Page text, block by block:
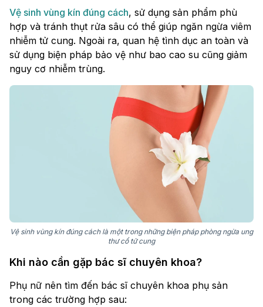
Vệ sinh vùng kín đúng cách, sử dụng sản phẩm phù
hợp và tránh thụt rửa sâu có thể giúp ngăn ngừa viêm
nhiễm tử cung. Ngoài ra, quan hệ tình dục an toàn và
sử dụng biện pháp bảo vệ như bao cao su cũng giảm
nguy cơ nhiễm trùng.
Vệ sinh vùng kín đúng cách là một trong những biện pháp phòng ngừa ung
thư cổ tử cung
Khi nào cần gặp bác sĩ chuyên khoa?
Phụ nữ nên tìm đến bác sĩ chuyên khoa phụ sản
trong các trường hợp sau: